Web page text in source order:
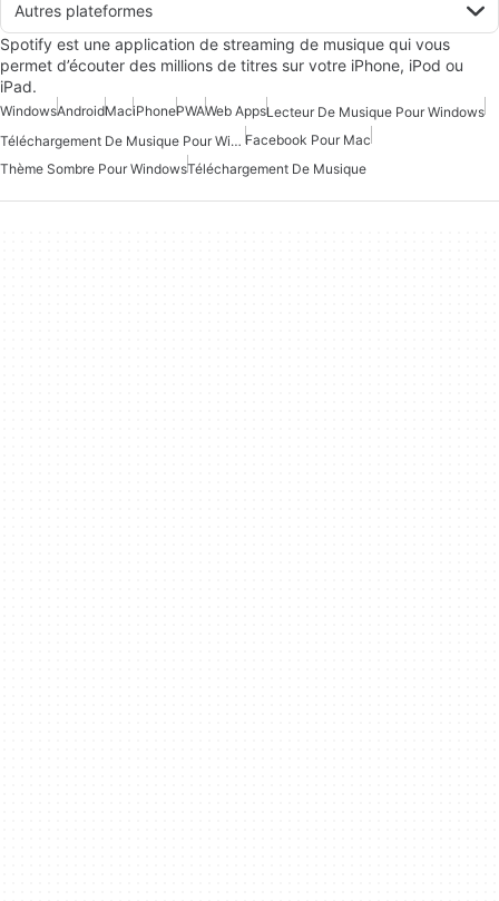
Autres plateformes
Spotify est une application de streaming de musique qui vous
permet d’écouter des millions de titres sur votre iPhone, iPod ou
iPad.
WindowsAndroidMaciPhonePWAWeb AppsLecteur De Musique Pour Windows
Téléchargement De Musique Pour Windows 10 Facebook Pour Mac
Thème Sombre Pour WindowsTéléchargement De Musique